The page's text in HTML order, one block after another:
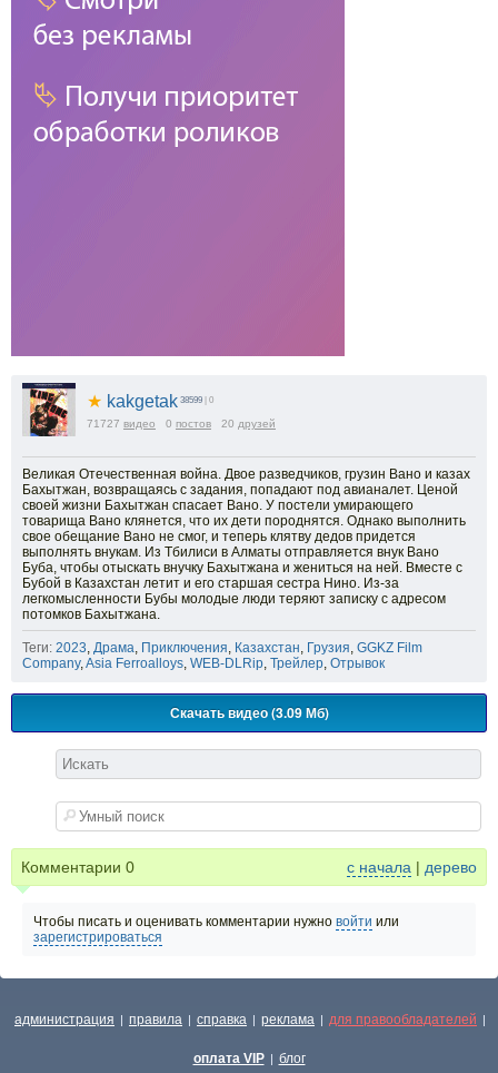
★ kakgetak 38599 | 0
71727 видео 0 постов 20 друзей
Великая Отечественная война. Двое разведчиков, грузин Вано и казах
Бахытжан, возвращаясь с задания, попадают под авианалет. Ценой
своей жизни Бахытжан спасает Вано. У постели умирающего
товарища Вано клянется, что их дети породнятся. Однако выполнить
свое обещание Вано не смог, и теперь клятву дедов придется
выполнять внукам. Из Тбилиси в Алматы отправляется внук Вано
Буба, чтобы отыскать внучку Бахытжана и жениться на ней. Вместе с
Бубой в Казахстан летит и его старшая сестра Нино. Из-за
легкомысленности Бубы молодые люди теряют записку с адресом
потомков Бахытжана.
Теги: 2023 Драма Приключения Казахстан Грузия GGKZ Film
Company, Asia Ferroalloys WEB-DLRip Трейлер Отрывок
Скачать видео (3.09 Мб)
Комментарии 0 с начала | дерево
Чтобы писать и оценивать комментарии нужно войти или
зарегистрироваться
администрация | правила | справка | реклама | для правообладателей |
оплата VIP | блог